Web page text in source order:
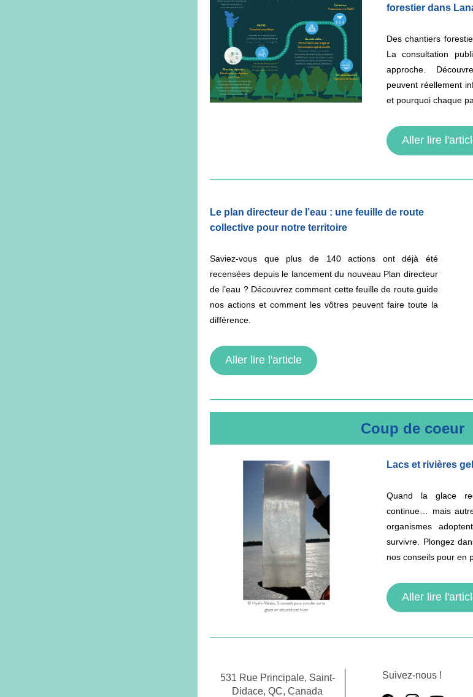
forestier dans
Des chantiers
La consultation
approche.
peuvent réellement
et pourquoi chaque
Aller lire
Le plan directeur de l’eau : une feuille de route
collective pour notre territoire
Saviez-vous que plus de 140 actions ont déjà été
recensées depuis le lancement du nouveau Plan directeur
de l’eau ? Découvrez comment cette feuille de route guide
nos actions et comment les vôtres peuvent faire toute la
différence.
Aller lire l'article
Coup de coeur
Lacs et rivières
Quand la glace
continue… mais
organismes
survivre. Plongez
nos conseils pour en
Aller lire
531 Rue Principale, Saint-
Didace, QC, Canada
Suivez-nous !